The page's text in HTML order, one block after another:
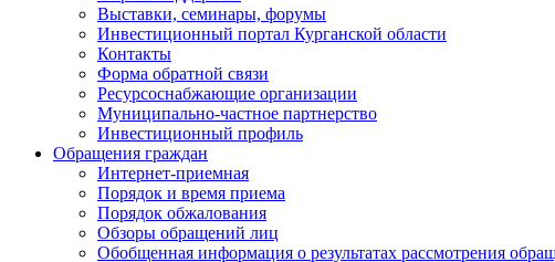
Выставки, семинары, форумы
Инвестиционный портал Курганской области
Контакты
Форма обратной связи
Ресурсоснабжающие организации
Муниципально-частное партнерство
Инвестиционный профиль
Обращения граждан
Интернет-приемная
Порядок и время приема
Порядок обжалования
Обзоры обращений лиц
Обобщенная информация о результатах рассмотрения